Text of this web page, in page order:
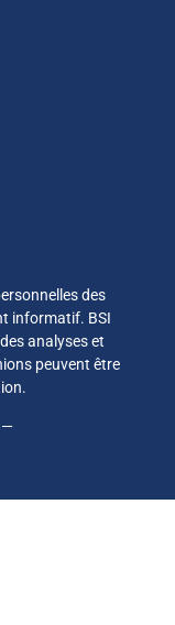
des
informatif. BSI
analyses et
peuvent être
—